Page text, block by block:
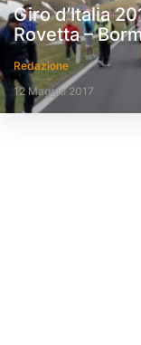
Giro d’Italia
Rovetta –
Redazione
12 Maggio 2017